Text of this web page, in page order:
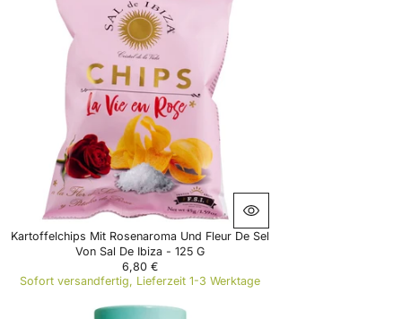
L
A
R
P
R
I
C
E
3
,
1
9
€
Kartoffelchips Mit Rosenaroma Und Fleur De Sel
Von Sal De Ibiza - 125 G
R
E
G
6,80 €
Sofort versandfertig, Lieferzeit 1-3 Werktage